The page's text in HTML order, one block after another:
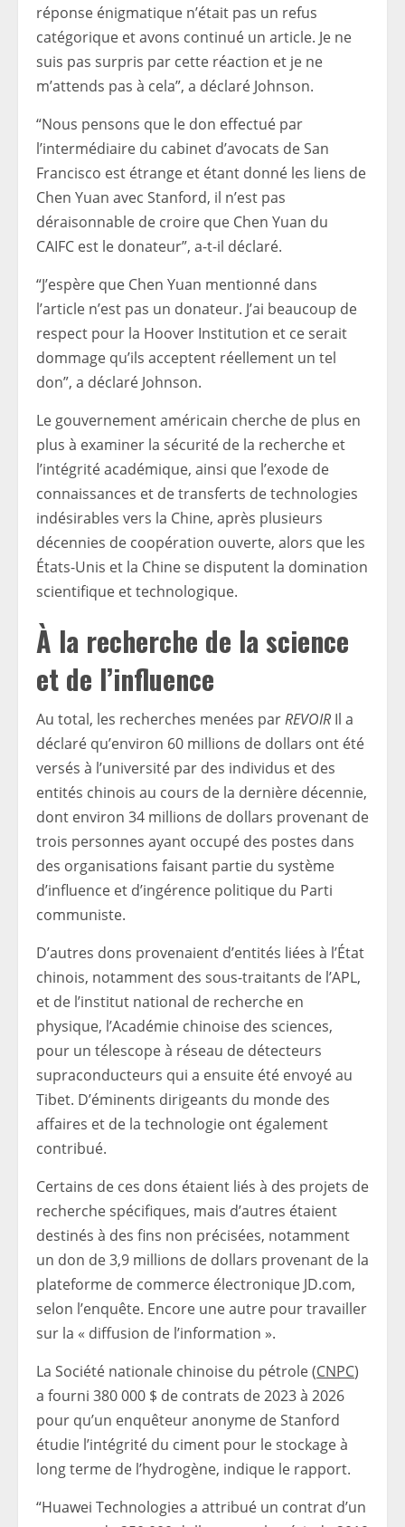
réponse énigmatique n’était pas un refus
catégorique et avons continué un article. Je ne
suis pas surpris par cette réaction et je ne
m’attends pas à cela”, a déclaré Johnson.
“Nous pensons que le don effectué par
l’intermédiaire du cabinet d’avocats de San
Francisco est étrange et étant donné les liens de
Chen Yuan avec Stanford, il n’est pas
déraisonnable de croire que Chen Yuan du
CAIFC est le donateur”, a-t-il déclaré.
“J’espère que Chen Yuan mentionné dans
l’article n’est pas un donateur. J’ai beaucoup de
respect pour la Hoover Institution et ce serait
dommage qu’ils acceptent réellement un tel
don”, a déclaré Johnson.
Le gouvernement américain cherche de plus en
plus à examiner la sécurité de la recherche et
l’intégrité académique, ainsi que l’exode de
connaissances et de transferts de technologies
indésirables vers la Chine, après plusieurs
décennies de coopération ouverte, alors que les
États-Unis et la Chine se disputent la domination
scientifique et technologique.
À la recherche de la science
et de l’influence
Au total, les recherches menées parREVOIR Il a
déclaré qu’environ 60 millions de dollars ont été
versés à l’université par des individus et des
entités chinois au cours de la dernière décennie,
dont environ 34 millions de dollars provenant de
trois personnes ayant occupé des postes dans
des organisations faisant partie du système
d’influence et d’ingérence politique du Parti
communiste.
D’autres dons provenaient d’entités liées à l’État
chinois, notamment des sous-traitants de l’APL,
et de l’institut national de recherche en
physique, l’Académie chinoise des sciences,
pour un télescope à réseau de détecteurs
supraconducteurs qui a ensuite été envoyé au
Tibet. D’éminents dirigeants du monde des
affaires et de la technologie ont également
contribué.
Certains de ces dons étaient liés à des projets de
recherche spécifiques, mais d’autres étaient
destinés à des fins non précisées, notamment
un don de 3,9 millions de dollars provenant de la
plateforme de commerce électronique JD.com,
selon l’enquête. Encore une autre pour travailler
sur la « diffusion de l’information ».
La Société nationale chinoise du pétrole (CNPC)
a fourni 380 000 $ de contrats de 2023 à 2026
pour qu’un enquêteur anonyme de Stanford
étudie l’intégrité du ciment pour le stockage à
long terme de l’hydrogène, indique le rapport.
“Huawei Technologies a attribué un contrat d’un